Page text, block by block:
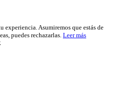
experiencia. Asumiremos que estás de
puedes rechazarlas. Leer más